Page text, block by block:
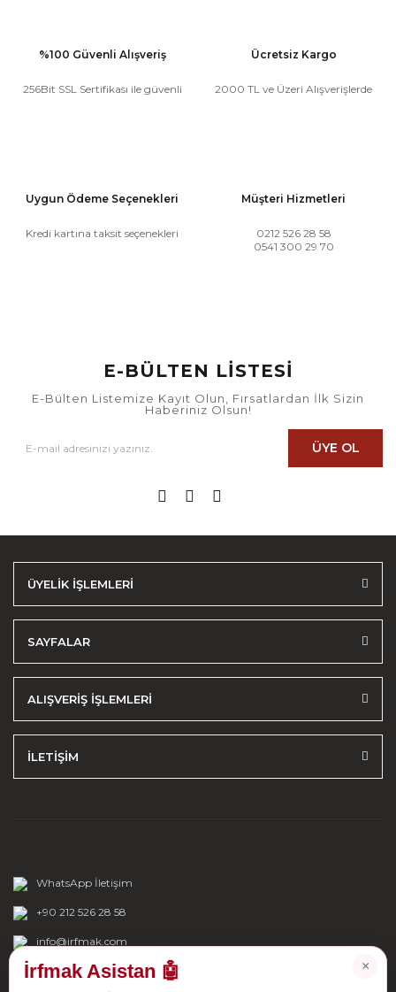
%100 Güvenli Alışveriş
256Bit SSL Sertifikası ile güvenli
Ücretsiz Kargo
2000 TL ve Üzeri Alışverişlerde
Uygun Ödeme Seçenekleri
Kredi kartına taksit seçenekleri
Müşteri Hizmetleri
0212 526 28 58
0541 300 29 70
E-BÜLTEN LİSTESİ
E-Bülten Listemize Kayıt Olun, Fırsatlardan İlk Sizin
Haberiniz Olsun!
ÜYE OL
ÜYELİK İŞLEMLERİ
SAYFALAR
ALIŞVERİŞ İŞLEMLERİ
İLETİŞİM
WhatsApp İletişim
+90 212 526 28 58
info@irfmak.com
×
İrfmak Asistan 🤖